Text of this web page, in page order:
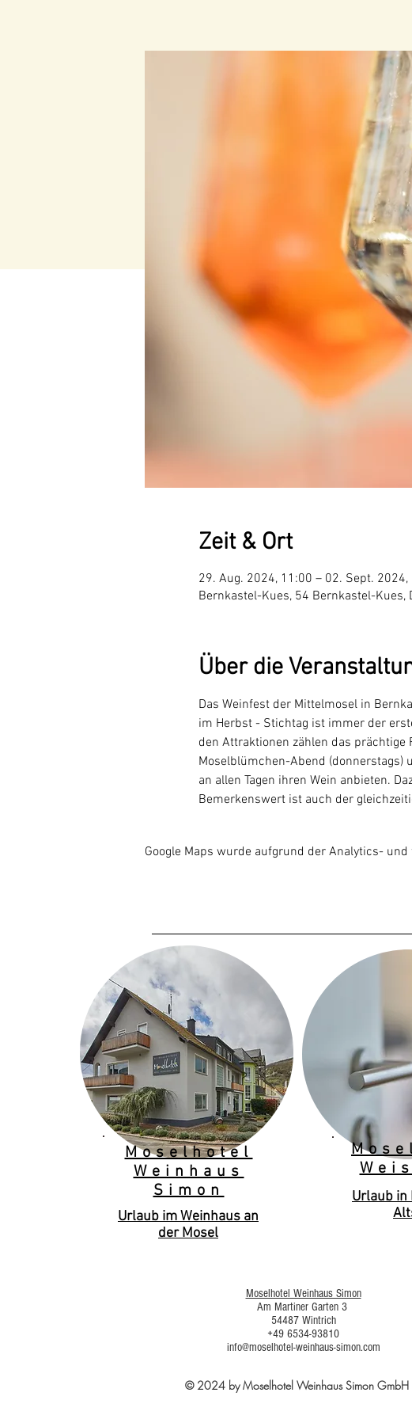
Zeit & Ort
29. Aug. 2024, 11:00 – 02. Sept. 2024,
Bernkastel-Kues, 54 Bernkastel-Kues,
Über die
Das Weinfest der Mittelmosel in
im Herbst - Stichtag ist immer der
den Attraktionen zählen das prächtige
Moselblümchen-Abend (donnerstags)
an allen Tagen ihren Wein anbieten.
Bemerkenswert ist auch der
Google Maps wurde aufgrund der Analytics-
Moselhotel
Weinhaus
Simon
Urlaub im Weinhaus an
der Mosel
Urlaub
Moselhotel Weinhaus Simon
Am Martiner Garten 3
54487 Wintrich
+49 6534-93810
info@moselhotel-weinhaus-simon.com
© 2024 by Moselhotel Weinhaus Simon GmbH